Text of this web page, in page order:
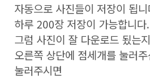
자동으로 사진들이 저장이 됩
하루 200장 저장이 가능합니다.
그럼 사진이 잘 다운로드 됬는
오른쪽 상단에 점세개를 눌러
눌러주시면